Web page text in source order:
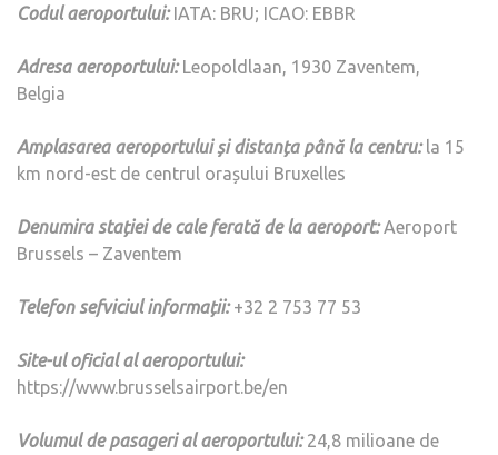
Codul aeroportului:IATA: BRU; ICAO: EBBR
Adresa aeroportului:Leopoldlaan, 1930 Zaventem,
Belgia
Amplasarea aeroportului și distanța până la centru: la 15
km nord-est de centrul orașului Bruxelles
Denumira stației de cale ferată de la aeroport:Aeroport
Brussels – Zaventem
Telefon sefviciul informații:+32 2 753 77 53
Site-ul oficial al aeroportului:
https://www.brusselsairport.be/en
Volumul de pasageri al aeroportului:24,8 milioane de